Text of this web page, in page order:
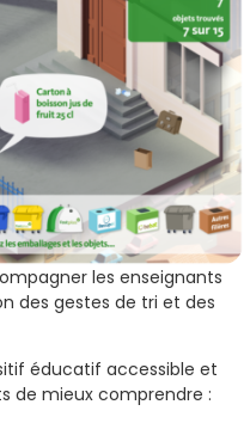
les enseignants
des gestes de tri et des
éducatif accessible et
de mieux comprendre :